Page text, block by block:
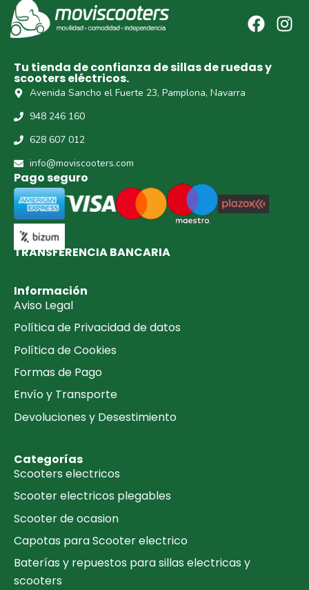
Tu tienda de confianza de sillas de ruedas y
scooters eléctricos.
Avenida Sancho el Fuerte 23, Pamplona, Navarra
948 246 160
628 607 012
info@moviscooters.com
Pago seguro
TRANSFERENCIA BANCARIA​
Información
Aviso Legal
Política de Privacidad de datos
Política de Cookies
Formas de Pago
Envío y Transporte
Devoluciones y Desestimiento
Categorías
Scooters electricos
Scooter electricos plegables
Scooter de ocasion
Capotas para Scooter electrico
Baterías y repuestos para sillas electricas y
scooters